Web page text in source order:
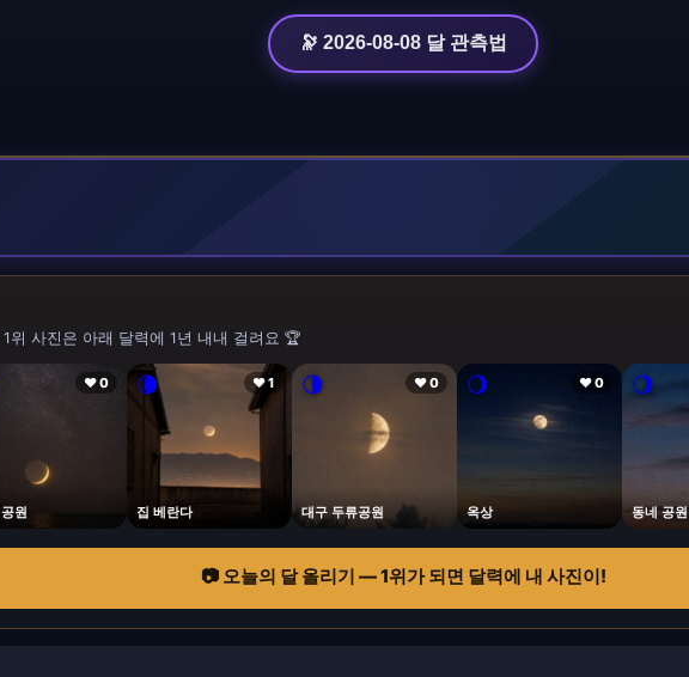
🔭 2026-08-08 달 관측법
위 사진은 아래 달력에 1년 내내 걸려요 🏆
❤ 0
원
🌘 ❤ 1
집 베란다
🌗 ❤ 0
대구 두류공원
🌖 ❤ 0
옥상
🌖
동네 공원
📷 오늘의 달 올리기 — 1위가 되면 달력에 내 사진이!